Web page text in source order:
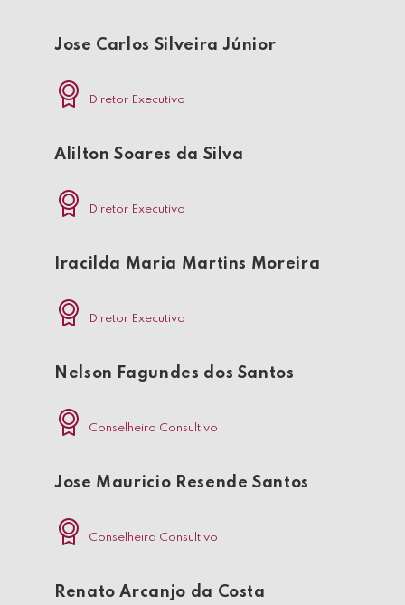
Jose Carlos Silveira Júnior
Diretor Executivo
Alilton Soares da Silva
Diretor Executivo
Iracilda Maria Martins Moreira
Diretor Executivo
Nelson Fagundes dos Santos
Conselheiro Consultivo
Jose Mauricio Resende Santos
Conselheira Consultivo
Renato Arcanjo da Costa